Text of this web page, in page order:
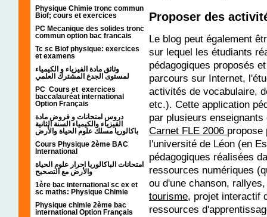
Physique Chimie tronc commun
Biof; cours et exercices
PC Mecanique des solides tronc
commun option bac francais
Tc sc Biof physique: exercices
et examens
وثائق مادة الفيزياء و الكيمياء
PC Cours et exercices
baccalauréat international
Option Français
دروس امتحانات و فروض مادة
الفيزياء والكيمياء السنة الثانية
باكالوريا مسلك علوم الحياة والأرض
Cours Physique 2ème BAC
International
امتحانات الباكالوريا احرار علوم الحياة
والأرض مع التصحيح
1ère bac international sc ex et
sc maths: Physique Chimie
Physique chimie 2ème bac
international Option Français
Proposer des
Le blog peut également
sur lequel les étudiants
pédagogiques proposés
parcours sur Internet,
activités de vocabulaire,
etc.). Cette application
par plusieurs
Carnet FLE 2006 propose
l'université de Léon (en
pédagogiques réalisées
ressources numériques
ou d'une chanson,
tourisme, projet interactif
ressources